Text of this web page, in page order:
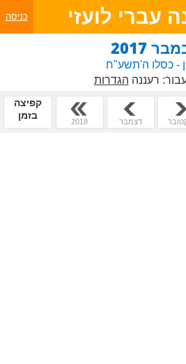
עברי לועזי כניסה
2017
- כסלו ה'תשע"ח
רעננה הגדרות
דצמבר 2018
קפיצה
בזמן